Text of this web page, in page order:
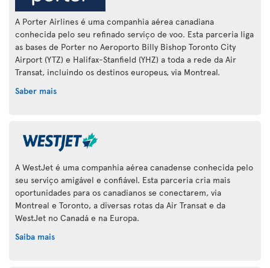
A Porter Airlines é uma companhia aérea canadiana
conhecida pelo seu refinado serviço de voo. Esta parceria liga
as bases de Porter no Aeroporto Billy Bishop Toronto City
Airport (YTZ) e Halifax-Stanfield (YHZ) a toda a rede da Air
Transat, incluindo os destinos europeus, via Montreal.
Saber mais
A WestJet é uma companhia aérea canadense conhecida pelo
seu serviço amigável e confiável. Esta parceria cria mais
oportunidades para os canadianos se conectarem, via
Montreal e Toronto, a diversas rotas da Air Transat e da
WestJet no Canadá e na Europa.
Saiba mais